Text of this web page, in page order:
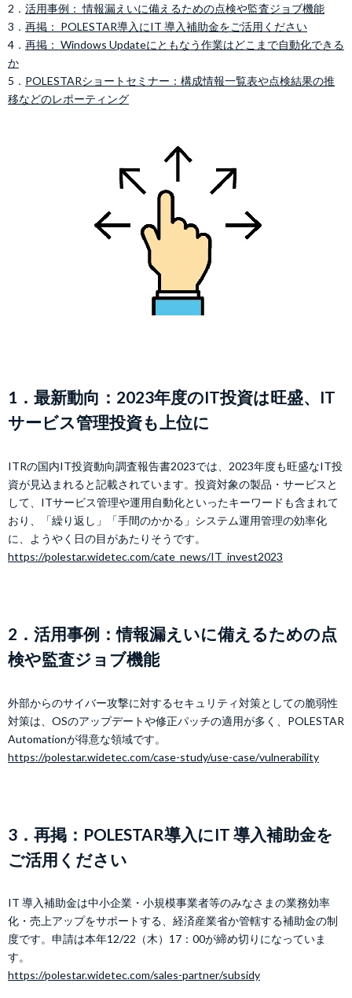
2． 活用事例： 情報漏えいに備えるための点検や監査ジョブ機能
3． 再掲： POLESTAR導入にIT 導入補助金をご活用ください
4． 再掲： Windows Updateにともなう作業はどこまで自動化できる
か
5． POLESTARショートセミナー：構成情報一覧表や点検結果の推
移などのレポーティング
1．最新動向：2023年度のIT投資は旺盛、IT
サービス管理投資も上位に
ITRの国内IT投資動向調査報告書2023では、2023年度も旺盛なIT投
資が見込まれると記載されています。投資対象の製品・サービスと
して、ITサービス管理や運用自動化といったキーワードも含まれて
おり、「繰り返し」「手間のかかる」システム運用管理の効率化
に、ようやく日の目があたりそうです。
https://polestar.widetec.com/cate_news/IT_invest2023
2．活用事例：情報漏えいに備えるための点
検や監査ジョブ機能
外部からのサイバー攻撃に対するセキュリティ対策としての脆弱性
対策は、OSのアップデートや修正パッチの適用が多く、POLESTAR
Automationが得意な領域です。
https://polestar.widetec.com/case-study/use-case/vulnerability
3．再掲：POLESTAR導入にIT 導入補助金を
ご活用ください
IT 導入補助金は中小企業・小規模事業者等のみなさまの業務効率
化・売上アップをサポートする、経済産業省か管轄する補助金の制
度です。申請は本年12/22（木）17：00が締め切りになっていま
す。
https://polestar.widetec.com/sales-partner/subsidy